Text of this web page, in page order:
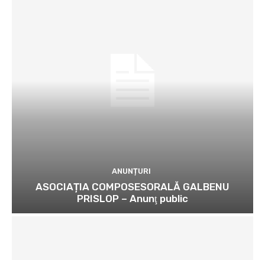
ANUNȚURI
ASOCIAȚIA COMPOSESORALĂ GALBENU
PRISLOP – Anunţ public